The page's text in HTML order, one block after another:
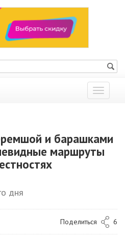
Показать
меню
и барашками
маршруты
дня
Поделиться 6